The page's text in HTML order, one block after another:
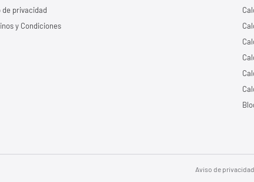
de privacidad
y Condiciones
Aviso de privacidad